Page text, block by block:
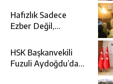
Kurumlar Bir Araya
Geldi
Hafızlık Sadece
Ezber Değil,
Yaşamaktır
HSK Başkanvekili
Fuzuli Aydoğdu’dan